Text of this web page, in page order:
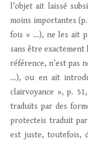
l’objet ait laissé
moins importantes
fois » …), ne les ait
sans être
référence, n’est pas
…), ou en ait
clairvoyance », p.
traduits par des
protecteis traduit
est juste, toutefois,